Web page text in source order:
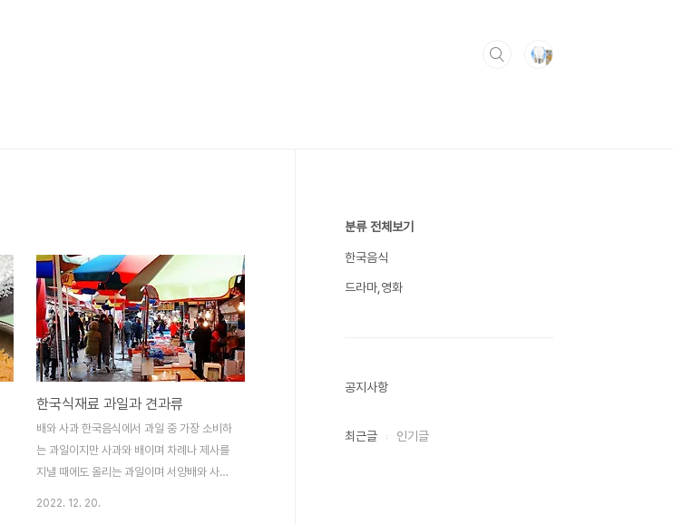
한국식재료 과일과 견과류
배와 사과 한국음식에서 과일 중 가장 소비하
는 과일이지만 사과와 배이며 차례나 제사를
지낼 때에도 올리는 과일이며 서양배와 사과
2022. 12. 20.
분류 전체보기
한국음식
드라마,영화
공지사항
최근글 인기글